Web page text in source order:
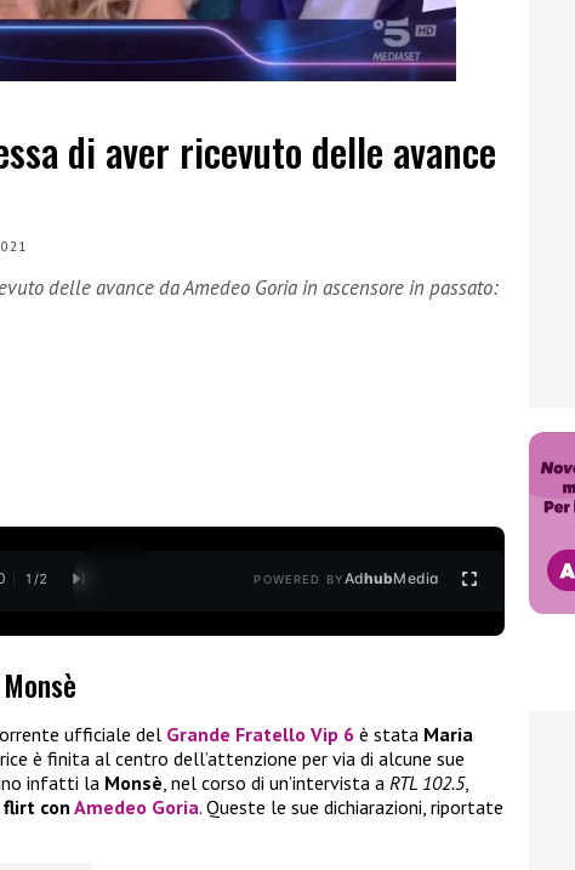
di aver ricevuto delle avance
delle avance da Amedeo Goria in ascensore in passato:
1 /2 POWERED BYAdhubMedia
ufficiale del Grande Fratello Vip 6 è stata Maria
è finita al centro dell’attenzione per via di alcune sue
infatti la Monsè, nel corso di un’intervista a RTL 102.5,
con Amedeo Goria. Queste le sue dichiarazioni, riportate